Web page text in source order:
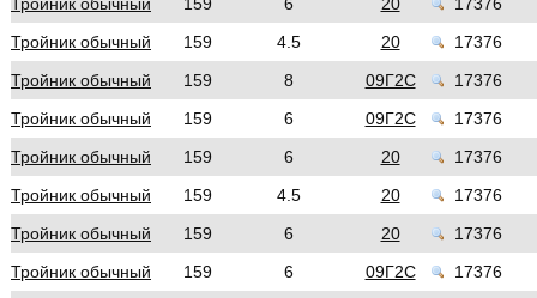
Тройник обычный
159 4.5 20
17376
Тройник обычный
159 8 09Г2С
17376
Тройник обычный
159 6 09Г2С
17376
Тройник обычный
159 6 20
17376
Тройник обычный
159 4.5 20
17376
Тройник обычный
159 6 20
17376
Тройник обычный
159 6 09Г2С
17376